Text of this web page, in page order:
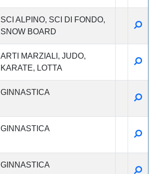
SCI ALPINO SCI DI FONDO
SNOW BOARD
ARTI MARZIALI
JUDO
KARATE
LOTTA
GINNASTICA
GINNASTICA
GINNASTICA